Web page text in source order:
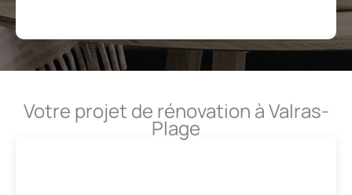
Votre projet de rénovation à Valras-
Plage